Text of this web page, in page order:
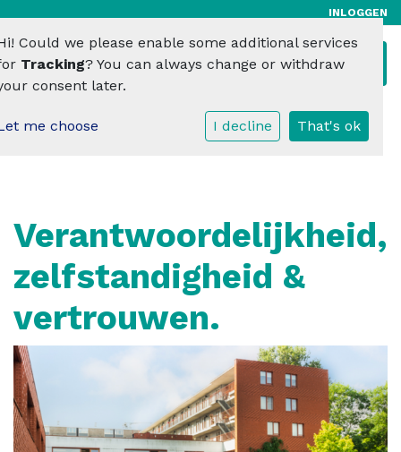
INLOGGEN
Verantwoordelijkheid,
zelfstandigheid &
vertrouwen.
Could we please enable some additional services
Tracking? You can always change or withdraw
consent later.
me choose I decline That's ok